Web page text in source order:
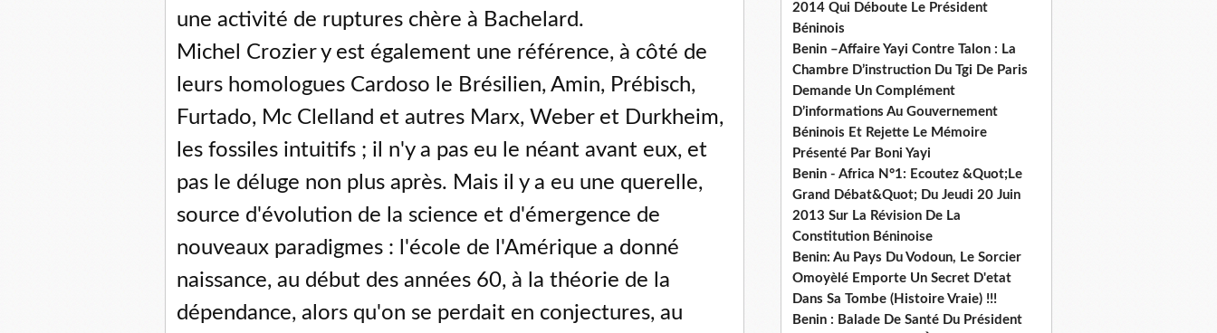
une activité de ruptures chère à Bachelard.
Michel Crozier y est également une référence, à côté de
leurs homologues Cardoso le Brésilien, Amin, Prébisch,
Furtado, Mc Clelland et autres Marx, Weber et Durkheim,
les fossiles intuitifs ; il n'y a pas eu le néant avant eux, et
pas le déluge non plus après. Mais il y a eu une querelle,
source d'évolution de la science et d'émergence de
nouveaux paradigmes : l'école de l'Amérique a donné
naissance, au début des années 60, à la théorie de la
dépendance, alors qu'on se perdait en conjectures, au
2014 Qui Déboute Le Président
Béninois
Benin –Affaire Yayi Contre Talon : La
Chambre D’instruction Du Tgi De Paris
Demande Un Complément
D’informations Au Gouvernement
Béninois Et Rejette Le Mémoire
Présenté Par Boni Yayi
Benin - Africa N°1: Ecoutez &Quot;Le
Grand Débat&Quot; Du Jeudi 20 Juin
2013 Sur La Révision De La
Constitution Béninoise
Benin: Au Pays Du Vodoun, Le Sorcier
Omoyèlé Emporte Un Secret D'etat
Dans Sa Tombe (Histoire Vraie) !!!
Benin : Balade De Santé Du Président